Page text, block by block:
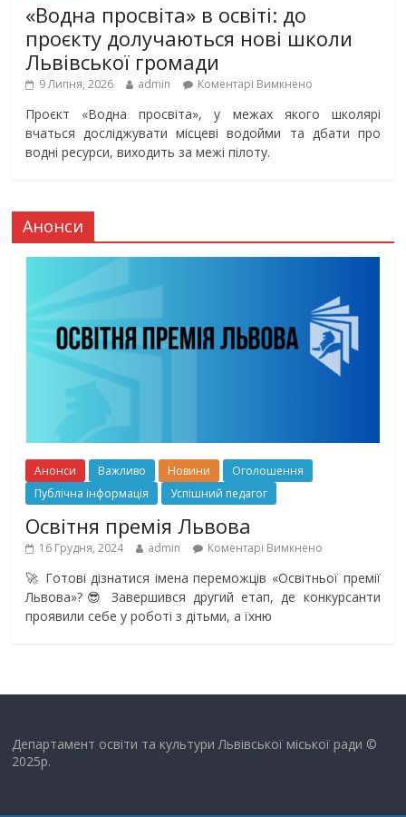
«Водна просвіта» в освіті: до
проєкту долучаються нові школи
Львівської громади
9 Липня, 2026 admin Коментарі Вимкнено
Проєкт «Водна просвіта», у межах якого школярі
вчаться досліджувати місцеві водойми та дбати про
водні ресурси, виходить за межі пілоту.
Анонси
Анонси Важливо Новини
Оголошення
Публічна інформація
Успішний педагог
Освітня премія Львова
16 Грудня, 2024 admin Коментарі Вимкнено
🚀 Готові дізнатися імена переможців «Освітньої премії
Львова»?😎 Завершився другий етап, де конкурсанти
проявили себе у роботі з дітьми, а їхню
Департамент освіти та культури Львівської міської ради ©
2025р.